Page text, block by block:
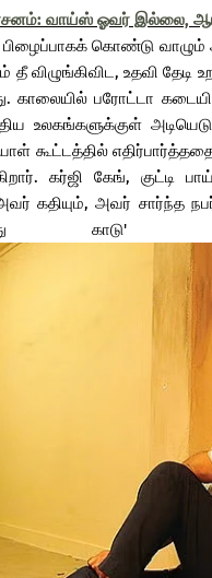
வாய்ஸ் ஓவர்
கொண்டு வாழும்
விழுங்கிவிட, உதவி தேடி
காலையில் பரோட்டா
உலகங்களுக்குள்
கூட்டத்தில்
கர்ஜி கேங், குட்டி
கதியும், அவர் சார்ந்த